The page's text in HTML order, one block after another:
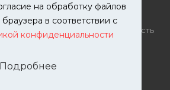
на обработку файлов
в соответствии с
конфиденциальности
Подробнее
| Кузовной ремонт и покраска
на сайте – собственность
Все права защищены.